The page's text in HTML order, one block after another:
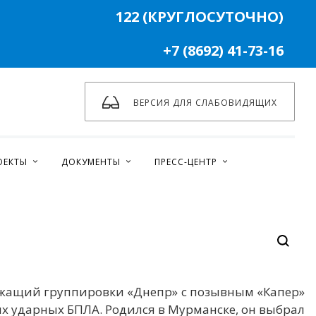
группировки «Днепр» с позывным «Капер»
ударных БПЛА. Родился в Мурманске, он выбрал
122 (КРУГЛОСУТОЧНО)
+7 (8692) 41-73-16
ВЕРСИЯ ДЛЯ СЛАБОВИДЯЩИХ
ДОКУМЕНТЫ ПРЕСС-ЦЕНТР